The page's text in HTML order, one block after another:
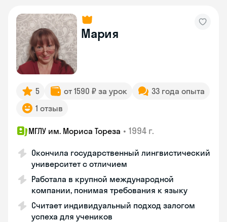
Мария
5 от 1590 ₽ за урок
33 года опыта
1 отзыв
МГЛУ им. Мориса Тореза • 1994 г.
Окончила государственный лингвистический
университет с отличием
Работала в крупной международной
компании, понимая требования к языку
Считает индивидуальный подход залогом
успеха для учеников